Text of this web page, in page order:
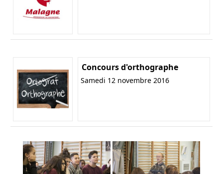
Concours d'orthographe
Samedi 12 novembre 2016